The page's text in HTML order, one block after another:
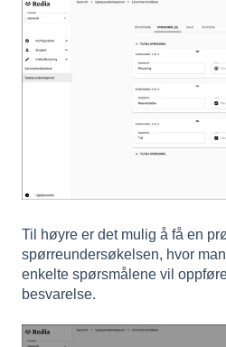
Til høyre er det mulig å få en
spørreundersøkelsen, hvor
enkelte spørsmålene vil
besvarelse.